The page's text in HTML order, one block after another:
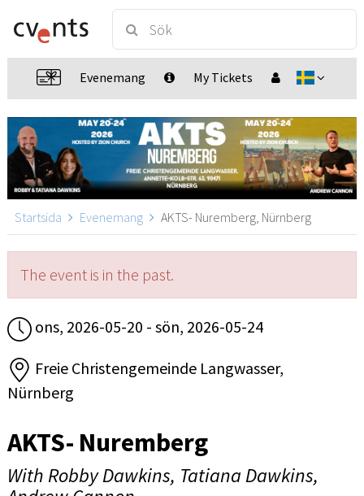
Evenemang My Tickets
Startsida Evenemang AKTS- Nuremberg, Nürnberg
The event is in the past.
ons, 2026-05-20 - sön, 2026-05-24
Freie Christengemeinde Langwasser,
Nürnberg
AKTS- Nuremberg
With Robby Dawkins, Tatiana Dawkins,